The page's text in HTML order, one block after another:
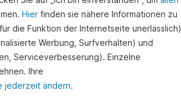
Hier finden sie nähere Informationen zu
die Funktion der Internetseite unerlässlich),
Werbung, Surfverhalten) und
Serviceverbesserung). Einzelne
Ihre
jederzeit ändern.